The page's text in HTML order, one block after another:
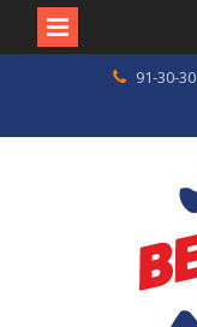
91-30-30